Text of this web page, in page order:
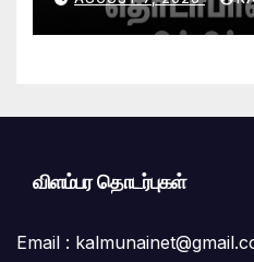
தீர்க்கும் முறைகள்
தெளிவூட்டல்
விளம்பர தொடர்புகள்
Email :